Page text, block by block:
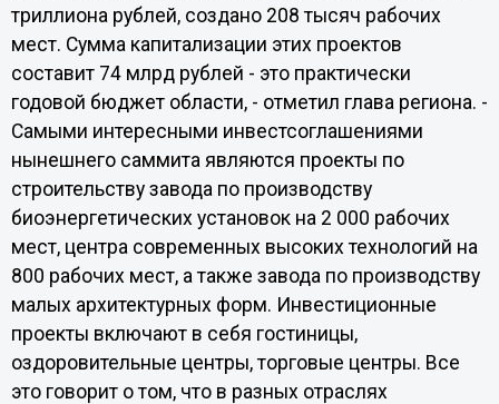
триллиона рублей, создано 208 тысяч рабочих
мест. Сумма капитализации этих проектов
составит 74 млрд рублей - это практически
годовой бюджет области, - отметил глава региона. -
Самыми интересными инвестсоглашениями
нынешнего саммита являются проекты по
строительству завода по производству
биоэнергетических установок на 2 000 рабочих
мест, центра современных высоких технологий на
800 рабочих мест, а также завода по производству
малых архитектурных форм. Инвестиционные
проекты включают в себя гостиницы,
оздоровительные центры, торговые центры. Все
это говорит о том, что в разных отраслях